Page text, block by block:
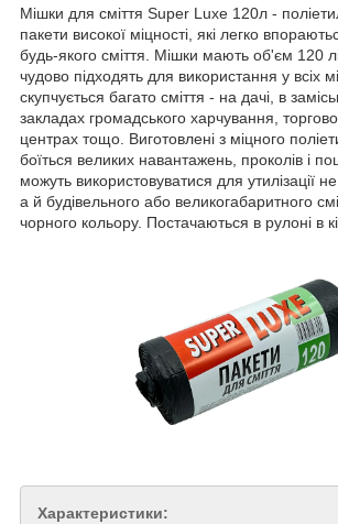
Мішки для сміття Super Luxe 120л -
пакети високої міцності, які легко
будь-якого сміття. Мішки мають об'єм 120
чудово підходять для використання у всіх
скупчується багато сміття - на дачі, в
закладах громадського харчування,
центрах тощо. Виготовлені з міцного
боїться великих навантажень, проколів і
можуть використовуватися для утилізації
а й будівельного або великогабаритного
чорного кольору. Постачаються в рулоні в
Характеристики: